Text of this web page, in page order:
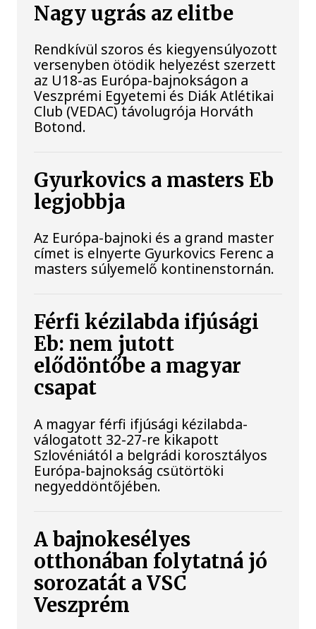
Nagy ugrás az elitbe
Rendkívül szoros és kiegyensúlyozott
versenyben ötödik helyezést szerzett
az U18-as Európa-bajnokságon a
Veszprémi Egyetemi és Diák Atlétikai
Club (VEDAC) távolugrója Horváth
Botond.
Gyurkovics a masters Eb
legjobbja
Az Európa-bajnoki és a grand master
címet is elnyerte Gyurkovics Ferenc a
masters súlyemelő kontinenstornán.
Férfi kézilabda ifjúsági
Eb: nem jutott
elődöntőbe a magyar
csapat
A magyar férfi ifjúsági kézilabda-
válogatott 32-27-re kikapott
Szlovéniától a belgrádi korosztályos
Európa-bajnokság csütörtöki
negyeddöntőjében.
A bajnokesélyes
otthonában folytatná jó
sorozatát a VSC
Veszprém